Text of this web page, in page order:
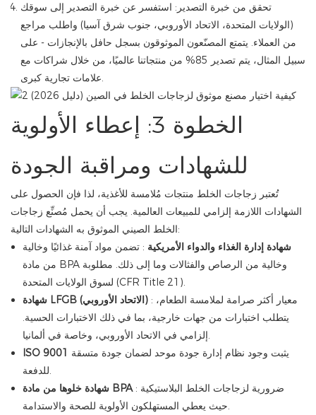
تحقق من خبرة التصدير: استفسر عن خبرة التصدير إلى سوقك
(الولايات المتحدة، الاتحاد الأوروبي، جنوب شرق آسيا) واطلب مراجع
من العملاء. يتمتع المصنّعون الموثوقون بسجل حافل بالإنجازات - على
سبيل المثال، يتم تصدير 85% من منتجاتنا عالميًا، من خلال شراكات مع
علامات تجارية كبرى.
الخطوة 3: إعطاء الأولوية
للشهادات ومراقبة الجودة
تُعتبر زجاجات الخلط منتجات مُلامسة للأغذية، لذا فإن الحصول على
الشهادات اللازمة إلزامي للمبيعات العالمية. يجب أن يحمل مُصنِّع زجاجات
الخلط الصيني الموثوق به الشهادات التالية:
شهادة إدارة الغذاء والدواء الأمريكية : تضمن مواد آمنة غذائيًا وخالية
من مادة BPA وخالية من الرصاص والفثالات وما إلى ذلك. مطلوبة
لسوق الولايات المتحدة (CFR Title 21).
شهادة LFGB (الاتحاد الأوروبي): معيار أكثر صرامة لملامسة الطعام،
يتطلب اختبارات من جهات خارجية، بما في ذلك الاختبارات الحسية.
إلزامي في الاتحاد الأوروبي، وخاصة في ألمانيا.
ISO 9001
للدفعة.
شهادة خلوها من مادة BPA: ضرورية لزجاجات الخلط البلاستيكية
حيث يعطي المستهلكون الأولوية للصحة والاستدامة.